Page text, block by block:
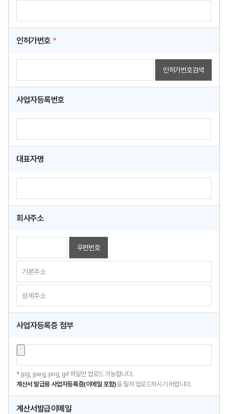
인허가번호 *
인허가번호검색
사업자등록번호
대표자명
회사주소
우편번호
사업자등록증 첨부
* jpg, jpeg, png, gif 파일만 업로드 가능합니다.
계산서 발급용 사업자등록증(이메일 포함)을 필히 업로드하시기 바랍니다.
계산서발급이메일